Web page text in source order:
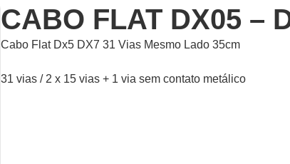
CABO FLAT DX05 –
Cabo Flat Dx5 DX7 31 Vias Mesmo Lado 35cm
31 vias / 2 x 15 vias + 1 via sem contato metálico